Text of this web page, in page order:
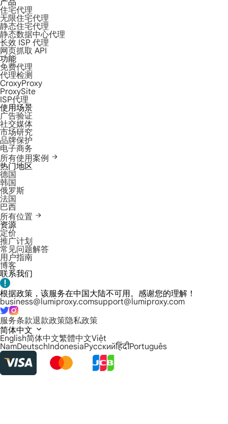
产品
住宅代理
无限住宅代理
静态住宅代理
静态数据中心代理
长效 ISP 代理
网页抓取 API
功能
免费代理
代理检测
CroxyProxy
ProxySite
ISP代理
使用场景
广告验证
社交媒体
市场研究
品牌保护
电子商务
所有使用案例
热门地区
德国
韩国
俄罗斯
法国
巴西
所有位置
资源
定价
推广计划
常见问题解答
用户指南
博客
联系我们
根据政策，该服务在中国大陆不可用。感谢您的理解！
business@lumiproxy.comsupport@lumiproxy.com
服务条款退款政策隐私政策
简体中文
English简体中文繁體中文Việt
NamDeutschIndonesiaРусскийहिंदीPortuguês